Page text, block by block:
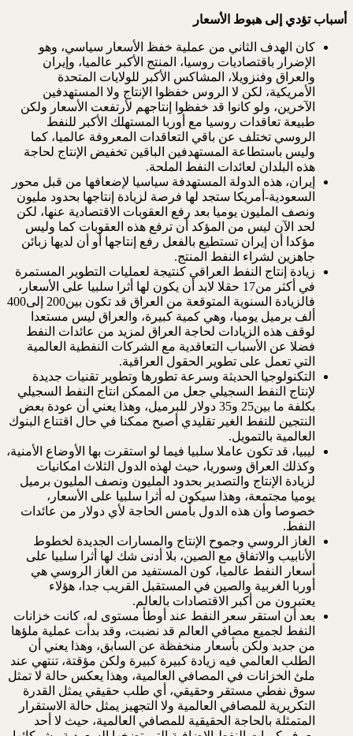
أسباب تؤدي إلى هبوط الأسعار
كان الهدف الثاني من عملية خفظ الأسعار سياسي، وهو
الإضرار باقتصاديات روسيا، المنتج الأكبر عالميا، وإيران
والعراق وفنزويلا، المشاكس الأكبر للولايات المتحدة
الأمريكية، لكن لا الروس خفظوا الإنتاج ولا المستهدفين
الآخرين، ولو كانوا قد خفظوا إنتاجهم لأرتفعت الأسعار ولكن
طبيعة تعاقدات روسيا مع أوربا المستهلك الأكبر للنفط
الروسي تختلف عن باقي التعاقدات المعروفة عالميا، كما
وليس باستطاعة المستهدفين الباقين تخفيض الإنتاج لحاجة
هذه البلدان لعائدات النفط الملحة.
إيران، هذه الدولة المستهدفة سياسيا لإضعافها من قبل محور
السعودية-أمريكا ستجد لها فرصة لزيادة إنتاجها بحدود مليون
ونصف المليون يوميا بعد رفع العقوبات الاقتصادية عنها، لكن
لحد الآن ليس من المؤكد أن ترفع هذه العقوبات كما وليس
مؤكدا أن إيران تستطيع بالفعل رفع إنتاجها أو أن لديها زبائن
جاهزين لشراء النفط المنتج.
زيادة إنتاج النفط العراقي كنتيجة لعمليات التطوير المستمرة
في أكثر من17 حقلا لابد أن يكون لها أثرا سلبيا على الأسعار،
فالزيادة السنوية المتوقعة من العراق قد تكون بين200 إلى400
ألف برميل يوميا، وهي كمية كبيرة، والعراق ليس مستعدا
لوقف هذه الزيادات لحاجة العراق لمزيد من عائدات النفط
فضلا عن الأسباب التعاقدية مع الشركات النفطية العالمية
التي تعمل على تطوير الحقول العراقية.
التكنولوجيا الحديثة وسرعة تطورها وتطوير تقنيات جديدة
لإنتاج النفط السجيلي جعل من الممكن انتاج النفط السجيلي
بكلفة ما بين25 و35 دولار للبرميل، وهذا يعني أن عودة بعض
النتجين للنفط الغير تقليدي أصبح ممكنا في حال اقتناع البنوك
العالمية بالتمويل.
ليبيا، قد تكون عاملا سلبيا فيما لو استقرت بها الأوضاع الأمنية،
وكذلك العراق وسوريا، حيث لهذه الدول الثلاث امكانيات
لزيادة الإنتاج والتصدير بحدود المليون ونصف المليون برميل
يوميا مجتمعة، وهذا سيكون له أثرا سلبيا على الأسعار،
خصوصا وأن هذه الدول بأمس الحاجة لأي دولار من عائدات
النفط.
الغاز الروسي وجموح الإنتاج والمسارات الجديدة لخطوط
الأنابيب والاتفاق مع الصين، بلا أدنى شك لها أثرا سلبيا على
أسعار النفط عالميا، كون المستفيد من الغاز الروسي هي
أوربا الغربية والصين في المستقبل القريب جدا، هؤلاء
يعتبرون من أكبر الاقتصادات بالعالم.
بعد أن استقر سعر النفط عند أوطأ مستوى له، كانت خزانات
النفط لجميع مصافي العالم قد نضبت، وقد بدأت عملية ملؤها
من جديد ولكن بأسعار منخفظة عن السابق، وهذا يعني أن
الطلب العالمي فيه زيادة كبيرة كبيرة ولكن مؤقتة، تنتهي عند
ملئ الخزانات في المصافي العالمية، وهذا يعكس حالة لا تمثل
سوق نفطي مستقر وحقيقي، أي طلب حقيقي يمثل القدرة
التكريرية للمصافي العالمية ولا التجهيز يمثل حالة الاستقرار
المتمثلة بالحاجة الحقيقية للمصافي العالمية، حيث لا أحد